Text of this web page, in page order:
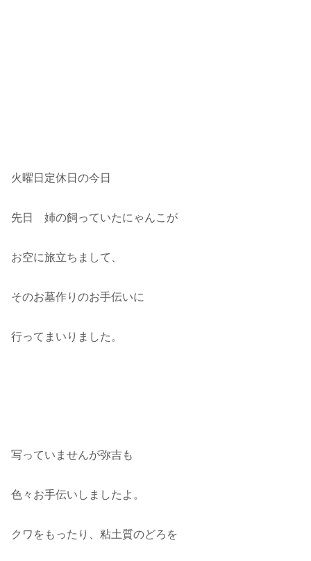
火曜日定休日の今日
先日 姉の飼っていたにゃんこが
お空に旅立ちまして、
そのお墓作りのお手伝いに
行ってまいりました。
写っていませんが弥吉も
色々お手伝いしましたよ。
クワをもったり、粘土質のどろを